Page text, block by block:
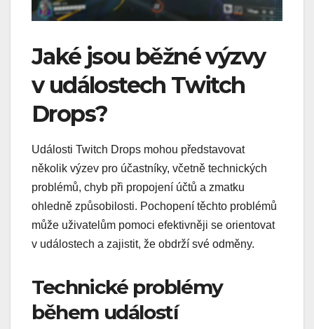
Jaké jsou běžné výzvy
v událostech Twitch
Drops?
Události Twitch Drops mohou představovat
několik výzev pro účastníky, včetně technických
problémů, chyb při propojení účtů a zmatku
ohledně způsobilosti. Pochopení těchto problémů
může uživatelům pomoci efektivněji se orientovat
v událostech a zajistit, že obdrží své odměny.
Technické problémy
během událostí